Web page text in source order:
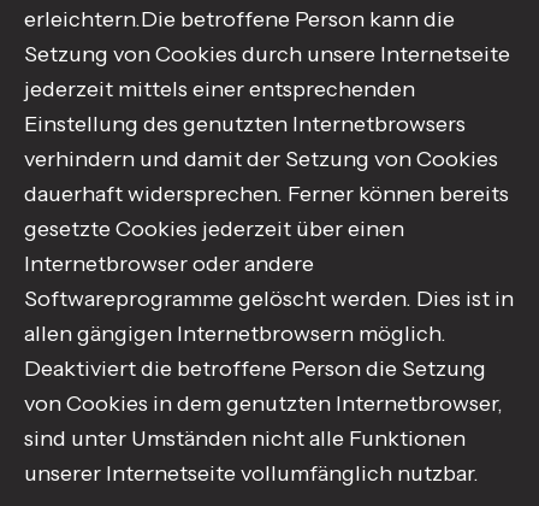
erleichtern.Die betroffene Person kann die
Setzung von Cookies durch unsere Internetseite
jederzeit mittels einer entsprechenden
Einstellung des genutzten Internetbrowsers
verhindern und damit der Setzung von Cookies
dauerhaft widersprechen. Ferner können bereits
gesetzte Cookies jederzeit über einen
Internetbrowser oder andere
Softwareprogramme gelöscht werden. Dies ist in
allen gängigen Internetbrowsern möglich.
Deaktiviert die betroffene Person die Setzung
von Cookies in dem genutzten Internetbrowser,
sind unter Umständen nicht alle Funktionen
unserer Internetseite vollumfänglich nutzbar.